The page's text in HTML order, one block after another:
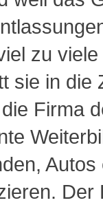
zu
sie in die
Firma
Der